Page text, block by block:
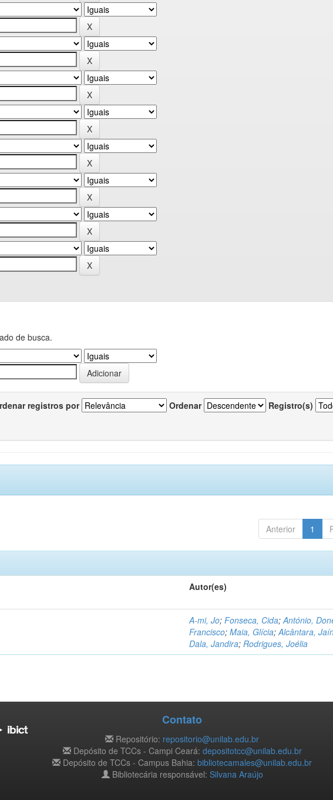
de busca.
registros por Ordenar Registro(s)
Anterior 1
Autor(es)
A-mi, Jo;Fonseca, Cida;António,
Francisco;Maia, Glícia;Alcântara,
Dala, Jandira;Rodrigues, Joélia
Contato
Repositório: repositorio@unilab.edu.br
Depósito de TCCs - Campi Ceará: depositotcc@unilab.edu.br
Depósito de TCCs - Campus Bahia: bibliotecamales@unilab.edu.br
Bibliotecária responsável: Silvana Araújo